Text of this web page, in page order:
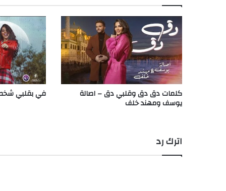
كلمات دق دق وقلبي دق – اصالة
يوسف ومهند خلف
في بقلبي
اترك رد